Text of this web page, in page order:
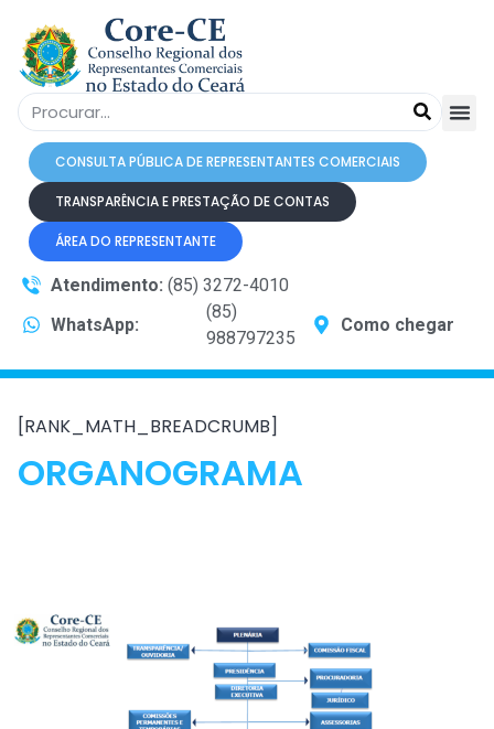
CONSULTA PÚBLICA DE REPRESENTANTES COMERCIAIS
TRANSPARÊNCIA E PRESTAÇÃO DE CONTAS
ÁREA DO REPRESENTANTE
Atendimento: (85) 3272-4010
WhatsApp:
(85)
988797235
Como chegar
ORGANOGRAMA
[RANK_MATH_BREADCRUMB]